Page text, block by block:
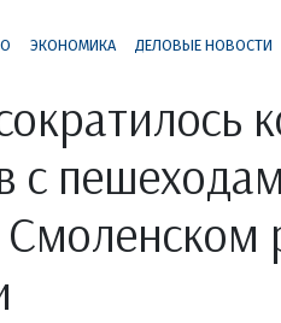
ЭКОНОМИКА ДЕЛОВЫЕ НОВОСТИ
с